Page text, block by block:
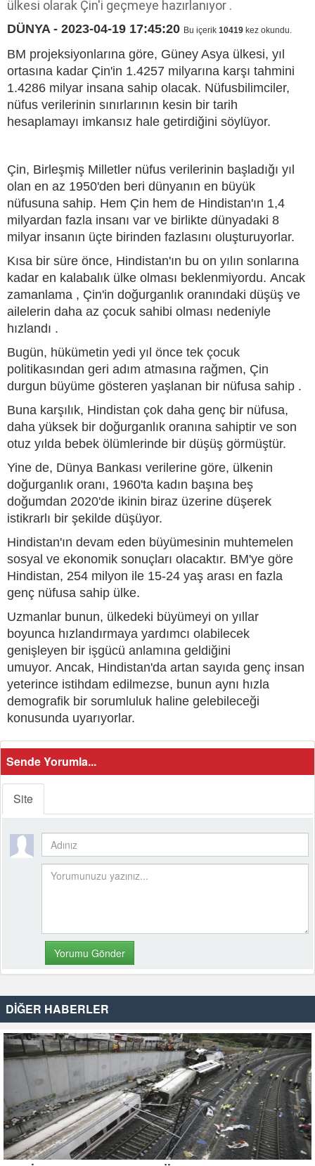
ülkesi olarak Çin'i geçmeye hazırlanıyor .
DÜNYA - 2023-04-19 17:45:20 Bu içerik 10419 kez okundu.
BM projeksiyonlarına göre, Güney Asya ülkesi, yıl
ortasına kadar Çin'in 1.4257 milyarına karşı tahmini
1.4286 milyar insana sahip olacak. Nüfusbilimciler,
nüfus verilerinin sınırlarının kesin bir tarih
hesaplamayı imkansız hale getirdiğini söylüyor.
Çin, Birleşmiş Milletler nüfus verilerinin başladığı yıl
olan en az 1950'den beri dünyanın en büyük
nüfusuna sahip. Hem Çin hem de Hindistan'ın 1,4
milyardan fazla insanı var ve birlikte dünyadaki 8
milyar insanın üçte birinden fazlasını oluşturuyorlar.
Kısa bir süre önce, Hindistan'ın bu on yılın sonlarına
kadar en kalabalık ülke olması beklenmiyordu. Ancak
zamanlama , Çin'in doğurganlık oranındaki düşüş ve
ailelerin daha az çocuk sahibi olması nedeniyle
hızlandı .
Bugün, hükümetin yedi yıl önce tek çocuk
politikasından geri adım atmasına rağmen, Çin
durgun büyüme gösteren yaşlanan bir nüfusa sahip .
Buna karşılık, Hindistan çok daha genç bir nüfusa,
daha yüksek bir doğurganlık oranına sahiptir ve son
otuz yılda bebek ölümlerinde bir düşüş görmüştür.
Yine de, Dünya Bankası verilerine göre, ülkenin
doğurganlık oranı, 1960'ta kadın başına beş
doğumdan 2020'de ikinin biraz üzerine düşerek
istikrarlı bir şekilde düşüyor.
Hindistan'ın devam eden büyümesinin muhtemelen
sosyal ve ekonomik sonuçları olacaktır. BM'ye göre
Hindistan, 254 milyon ile 15-24 yaş arası en fazla
genç nüfusa sahip ülke.
Uzmanlar bunun, ülkedeki büyümeyi on yıllar
boyunca hızlandırmaya yardımcı olabilecek
genişleyen bir işgücü anlamına geldiğini
umuyor. Ancak, Hindistan'da artan sayıda genç insan
yeterince istihdam edilmezse, bunun aynı hızla
demografik bir sorumluluk haline gelebileceği
konusunda uyarıyorlar.
Sende Yorumla...
Site
DİĞER HABERLER